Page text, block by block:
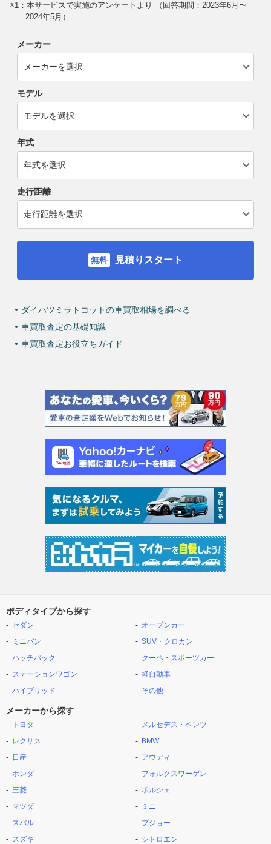
※1：本サービスで実施のアンケートより （回答期間：2023年6月〜
2024年5月）
メーカー
モデル
年式
走行距離
見積りスタート
ダイハツミラトコットの車買取相場を調べる
車買取査定の基礎知識
車買取査定お役立ちガイド
ボディタイプから探す
セダン
ミニバン
ハッチバック
ステーションワゴン
ハイブリッド
オープンカー
SUV・クロカン
クーペ・スポーツカー
軽自動車
その他
メーカーから探す
トヨタ
レクサス
日産
ホンダ
三菱
マツダ
スバル
スズキ
メルセデス・ベンツ
BMW
アウディ
フォルクスワーゲン
ポルシェ
ミニ
プジョー
シトロエン